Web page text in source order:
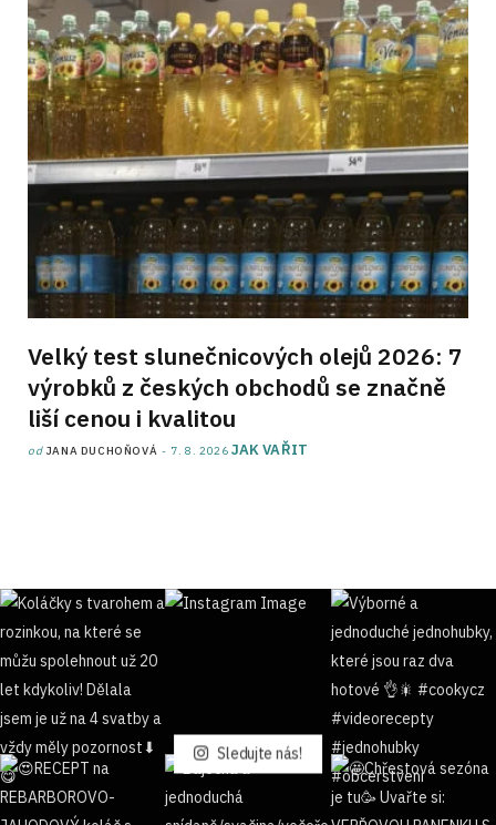
Velký test slunečnicových olejů 2026: 7
výrobků z českých obchodů se značně
liší cenou i kvalitou
od JANA DUCHOŇOVÁ 7. 8. 2026 JAK VAŘIT
Sledujte nás!